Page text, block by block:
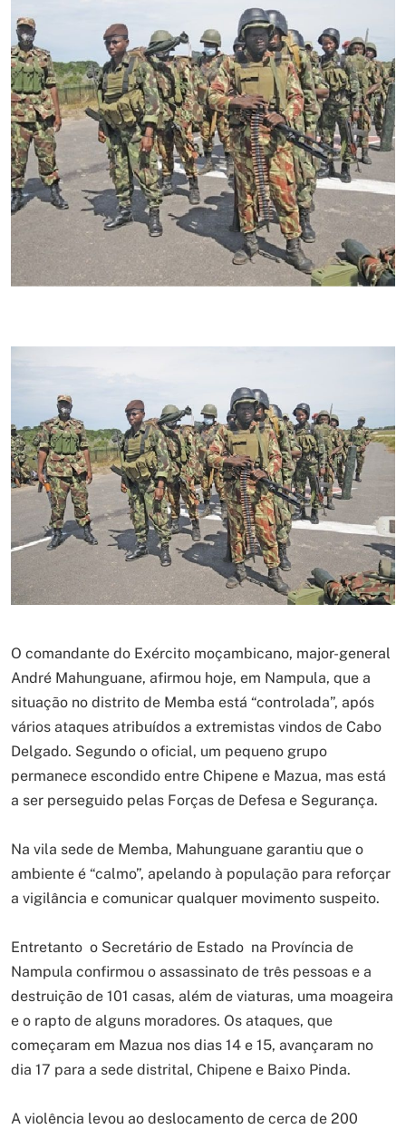
O comandante do Exército moçambicano, major-general
André Mahunguane, afirmou hoje, em Nampula, que a
situação no distrito de Memba está “controlada”, após
vários ataques atribuídos a extremistas vindos de Cabo
Delgado. Segundo o oficial, um pequeno grupo
permanece escondido entre Chipene e Mazua, mas está
a ser perseguido pelas Forças de Defesa e Segurança.
Na vila sede de Memba, Mahunguane garantiu que o
ambiente é “calmo”, apelando à população para reforçar
a vigilância e comunicar qualquer movimento suspeito.
Entretanto o Secretário de Estado na Província de
Nampula confirmou o assassinato de três pessoas e a
destruição de 101 casas, além de viaturas, uma moageira
e o rapto de alguns moradores. Os ataques, que
começaram em Mazua nos dias 14 e 15, avançaram no
dia 17 para a sede distrital, Chipene e Baixo Pinda.
A violência levou ao deslocamento de cerca de 200